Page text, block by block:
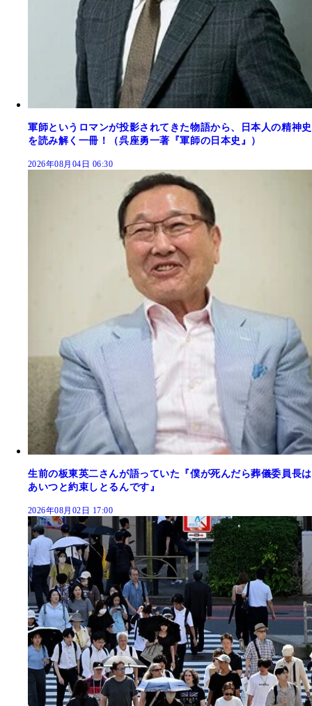
軍師というロマンが投影されてきた物語から、日本人の精神史
を読み解く一冊！（呉座勇一著『軍師の日本史』）
2026年08月04日 06:30
生前の板東英二さんが語っていた『僕が死んだら葬儀委員長は
あいつと約束しとるんです』
2026年08月02日 17:00